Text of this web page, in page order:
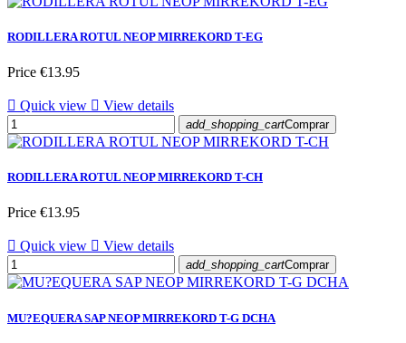
RODILLERA ROTUL NEOP MIRREKORD T-EG
Price €13.95
 Quick view  View details
add_shopping_cartComprar
RODILLERA ROTUL NEOP MIRREKORD T-CH
Price €13.95
 Quick view  View details
add_shopping_cartComprar
MU?EQUERA SAP NEOP MIRREKORD T-G DCHA